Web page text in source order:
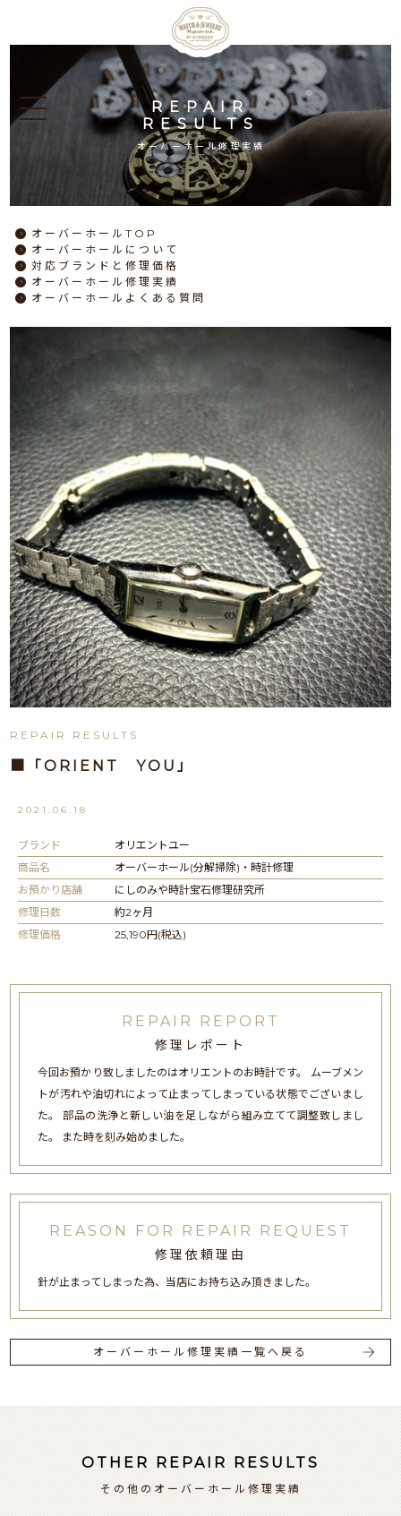
REPAIR
RESULTS
オーバーホール修理実績
オーバーホールTOP
オーバーホール について
対応ブランドと修理価格
オーバーホール修理実績
オーバーホール よくある質問
REPAIR RESULTS
■「ORIENT YOU」
2021.06.18
ブランド
オリエントユー
商品名
オーバーホール(分解掃除)・時計修理
お預かり店舗
にしのみや時計宝石修理研究所
修理日数
約2ヶ月
修理価格
25,190円(税込)
REPAIR REPORT
修理レポート
今回お預かり致しましたのはオリエントのお時計です。 ムーブメン
トが汚れや油切れによって止まってしまっている状態でございまし
た。 部品の洗浄と新しい油を足しながら組み立てて調整致しまし
た。 また時を刻み始めました。
REASON FOR REPAIR REQUEST
修理依頼理由
針が止まってしまった為、当店にお持ち込み頂きました。
オーバーホール修理実績一覧へ戻る
OTHER REPAIR RESULTS
その他のオーバーホール修理実績